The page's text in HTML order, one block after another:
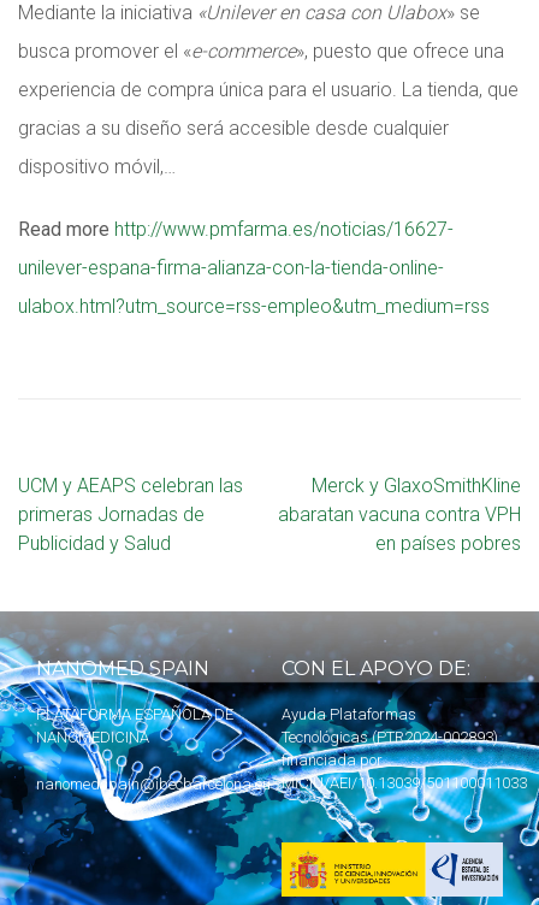
Mediante la iniciativa «Unilever en casa con Ulabox» se
busca promover el «e-commerce», puesto que ofrece una
experiencia de compra única para el usuario. La tienda, que
gracias a su diseño será accesible desde cualquier
dispositivo móvil,…
Read more http://www.pmfarma.es/noticias/16627-
unilever-espana-firma-alianza-con-la-tienda-online-
ulabox.html?utm_source=rss-empleo&utm_medium=rss
UCM y AEAPS celebran las
primeras Jornadas de
Publicidad y Salud
Merck y GlaxoSmithKline
abaratan vacuna contra VPH
en países pobres
NANOMED SPAIN
PLATAFORMA ESPAÑOLA DE
NANOMEDICINA
nanomedspain@ibecbarcelona.eu
CON EL APOYO DE:
Ayuda Plataformas
Tecnológicas (PTR2024-002893)
financiada por
MICIU/AEI/10.13039/501100011033